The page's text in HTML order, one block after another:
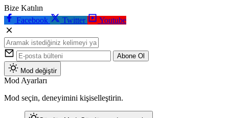
Bize Katılın
Facebook
Twitter Youtube
Abone Ol
Mod değiştir
Mod Ayarları
Mod seçin, deneyimini kişiselleştirin.